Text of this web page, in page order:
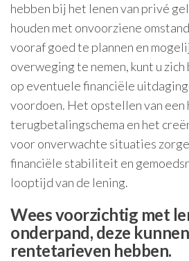
hebben bij het lenen van privé
houden met onvoorziene
vooraf goed te plannen en
overweging te nemen, kunt u
op eventuele financiële
voordoen. Het opstellen van een
terugbetalingschema en het
voor onverwachte situaties
financiële stabiliteit en
looptijd van de lening.
Wees voorzichtig met
onderpand, deze
rentetarieven hebben.